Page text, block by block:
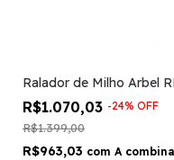
Ralador de Milho Arbel
R$1.070,03 -24% OFF
R$1.399,00
R$963,03 com A